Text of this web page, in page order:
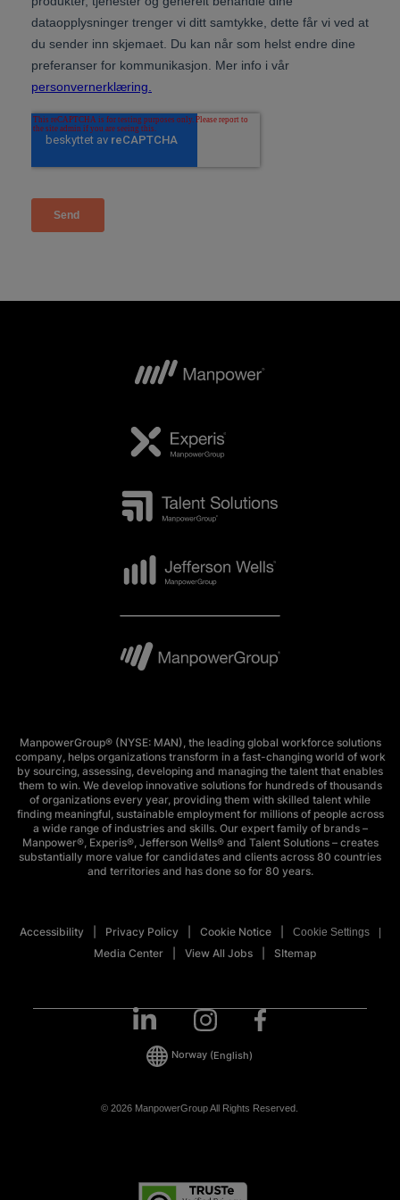
ManpowerGroup® (NYSE: MAN), the leading global workforce solutions
company, helps organizations transform in a fast-changing world of work
by sourcing, assessing, developing and managing the talent that enables
them to win. We develop innovative solutions for hundreds of thousands
of organizations every year, providing them with skilled talent while
finding meaningful, sustainable employment for millions of people across
a wide range of industries and skills. Our expert family of brands –
Manpower®, Experis®, Jefferson Wells® and Talent Solutions – creates
substantially more value for candidates and clients across 80 countries
and territories and has done so for 80 years.
Accessibility Privacy Policy Cookie Notice Cookie Settings
Media Center View All Jobs SItemap
© 2026 ManpowerGroup All Rights Reserved.
Norway (English)